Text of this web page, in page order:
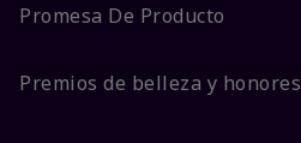
Promesa De Producto
Premios de belleza y honores